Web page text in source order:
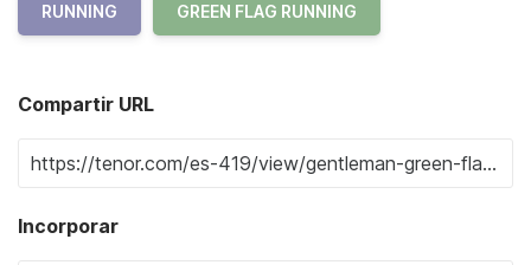
RUNNING GREEN FLAG RUNNING
Compartir URL
Incorporar